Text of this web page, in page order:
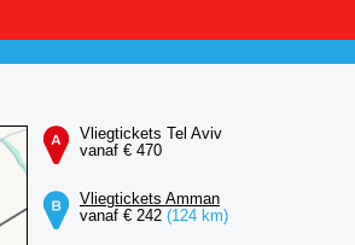
Vliegtickets Tel Aviv
vanaf € 470
Vliegtickets Amman
vanaf € 242 (124 km)